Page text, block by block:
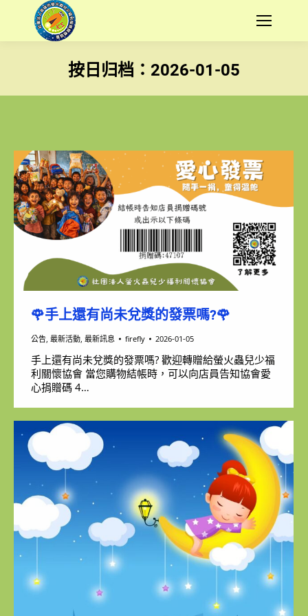
按日归档： 2026-01-05
🌹手上還有尚未兌獎的發票嗎?🌹
公告 最新活動 最新訊息 firefly 2026-01-05
手上還有尚未兌獎的發票嗎? 歡迎轉贈給螢火蟲兒少福
利關懷協會 當您購物結帳時，可以向店員告知協會愛
心捐贈碼 4…